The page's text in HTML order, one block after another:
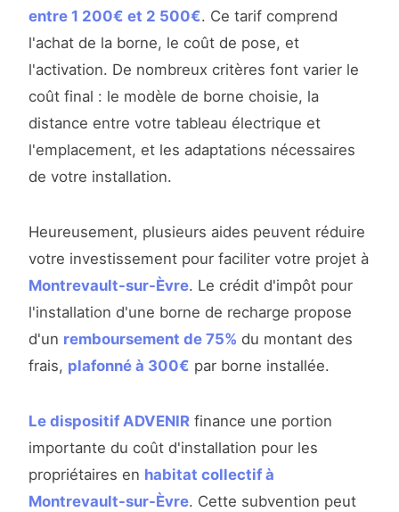
entre 1 200€ et 2 500€. Ce tarif comprend
l'achat de la borne, le coût de pose, et
l'activation. De nombreux critères font varier le
coût final : le modèle de borne choisie, la
distance entre votre tableau électrique et
l'emplacement, et les adaptations nécessaires
de votre installation.
Heureusement, plusieurs aides peuvent réduire
votre investissement pour faciliter votre projet à
Montrevault-sur-Èvre. Le crédit d'impôt pour
l'installation d'une borne de recharge propose
d'un remboursement de 75% du montant des
frais, plafonné à 300€ par borne installée.
Le dispositif ADVENIR finance une portion
importante du coût d'installation pour les
propriétaires en habitat collectif à
Montrevault-sur-Èvre. Cette subvention peut